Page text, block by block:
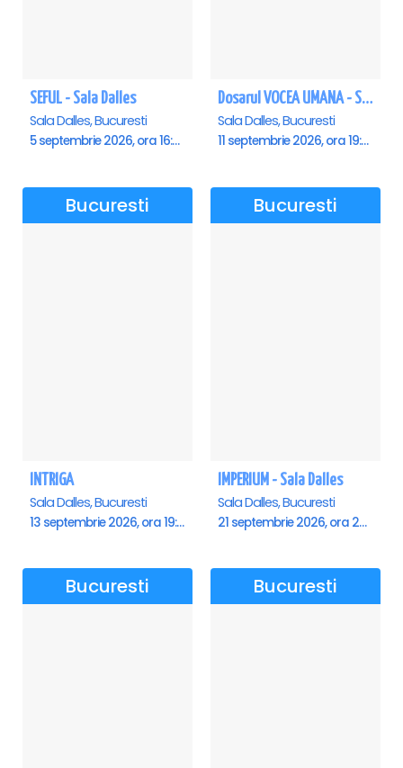
SEFUL - Sala Dalles
Sala Dalles, Bucuresti
5 septembrie 2026, ora 16:00
Dosarul VOCEA UMANA - Sala Dalles
Sala Dalles, Bucuresti
11 septembrie 2026, ora 19:30
Bucuresti
INTRIGA
Sala Dalles, Bucuresti
13 septembrie 2026, ora 19:00
Bucuresti
IMPERIUM - Sala Dalles
Sala Dalles, Bucuresti
21 septembrie 2026, ora 20:00
Bucuresti Bucuresti